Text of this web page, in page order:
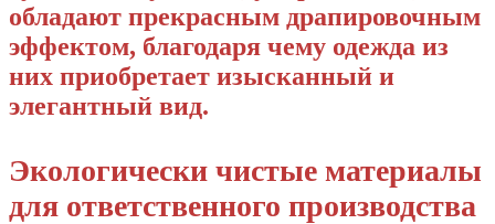
обладают прекрасным драпировочным
эффектом, благодаря чему одежда из
них приобретает изысканный и
элегантный вид.
Экологически чистые материалы
для ответственного производства